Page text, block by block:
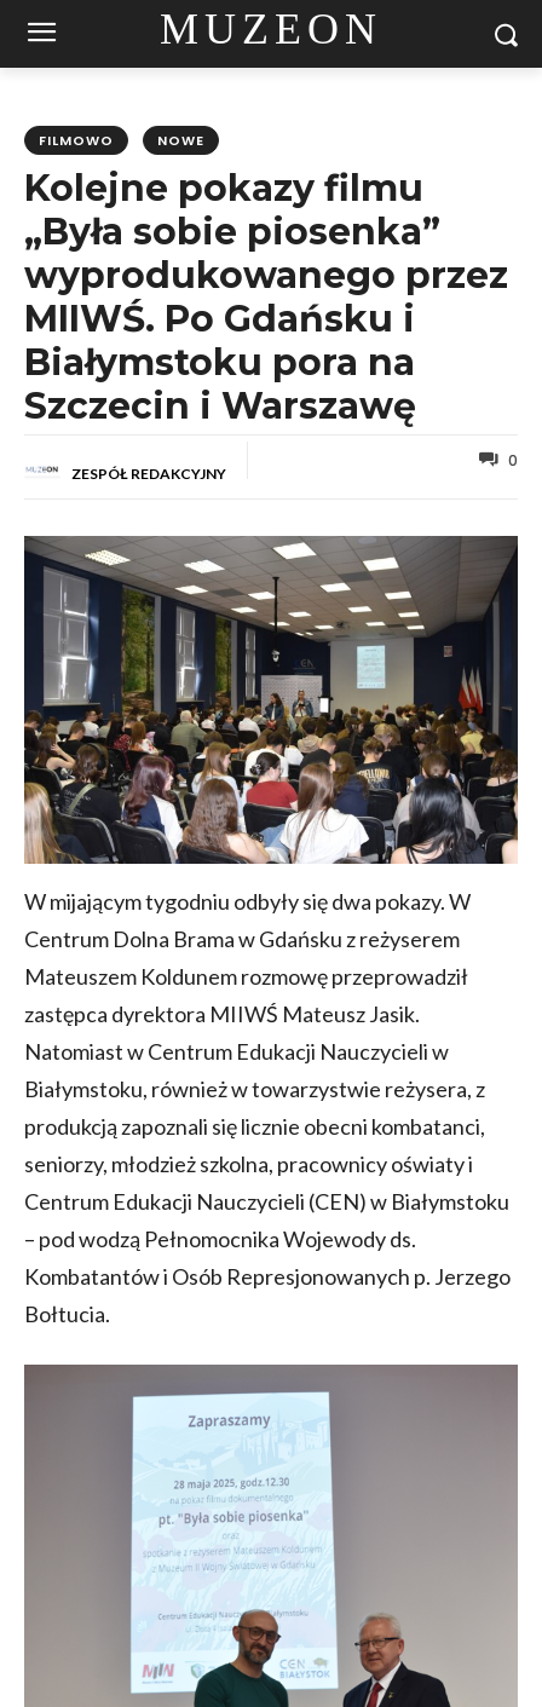
MUZEON
FILMOWO NOWE
Kolejne pokazy filmu
„Była sobie piosenka”
wyprodukowanego przez
MIIWŚ. Po Gdańsku i
Białymstoku pora na
Szczecin i Warszawę
ZESPÓŁ REDAKCYJNY
0
W mijającym tygodniu odbyły się dwa pokazy. W
Centrum Dolna Brama w Gdańsku z reżyserem
Mateuszem Koldunem rozmowę przeprowadził
zastępca dyrektora MIIWŚ Mateusz Jasik.
Natomiast w Centrum Edukacji Nauczycieli w
Białymstoku, również w towarzystwie reżysera, z
produkcją zapoznali się licznie obecni kombatanci,
seniorzy, młodzież szkolna, pracownicy oświaty i
Centrum Edukacji Nauczycieli (CEN) w Białymstoku
– pod wodzą Pełnomocnika Wojewody ds.
Kombatantów i Osób Represjonowanych p. Jerzego
Bołtucia.